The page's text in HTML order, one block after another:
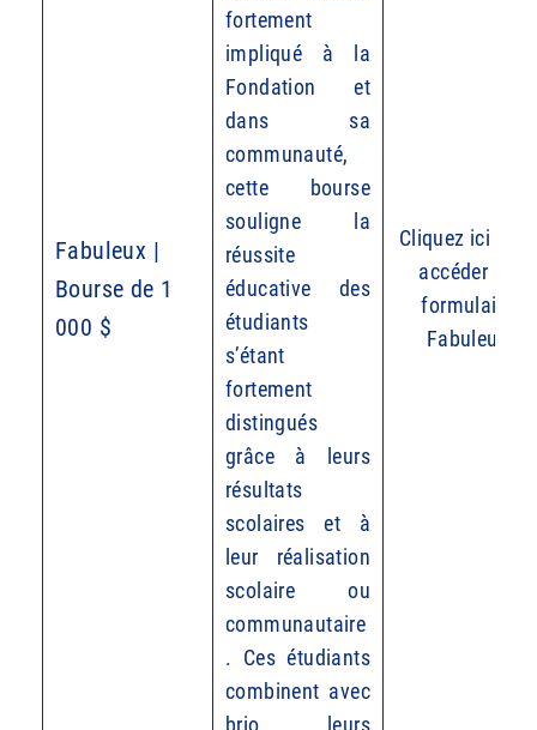
Fabuleux |
Bourse de 1
000 $
fortement
impliqué à la
Fondation et
dans sa
communauté,
cette bourse
souligne la
réussite
éducative des
étudiants
s’étant
fortement
distingués
grâce à leurs
résultats
scolaires et à
leur réalisation
scolaire ou
communautaire
. Ces étudiants
combinent avec
brio leurs
Cliquez ici pour
accéder au
formulaire
Fabuleux